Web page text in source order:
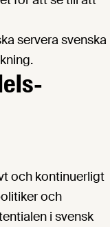
servera svenska
och kontinuerligt
och
i svensk